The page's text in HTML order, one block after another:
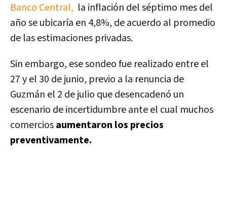
Banco Central, la inflación del séptimo mes del
año se ubicaría en 4,8%, de acuerdo al promedio
de las estimaciones privadas.
Sin embargo, ese sondeo fue realizado entre el
27 y el 30 de junio, previo a la renuncia de
Guzmán el 2 de julio que desencadenó un
escenario de incertidumbre ante el cual muchos
comerciosaumentaron los precios
preventivamente.